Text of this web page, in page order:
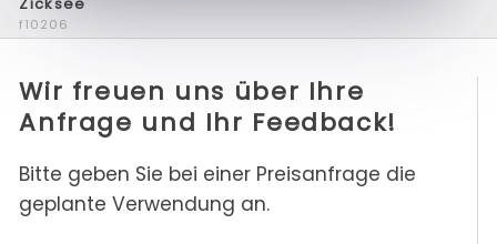
f10206
Wir freuen uns über Ihre
Anfrage und Ihr Feedback!
Bitte geben Sie bei einer Preisanfrage die
geplante Verwendung an.